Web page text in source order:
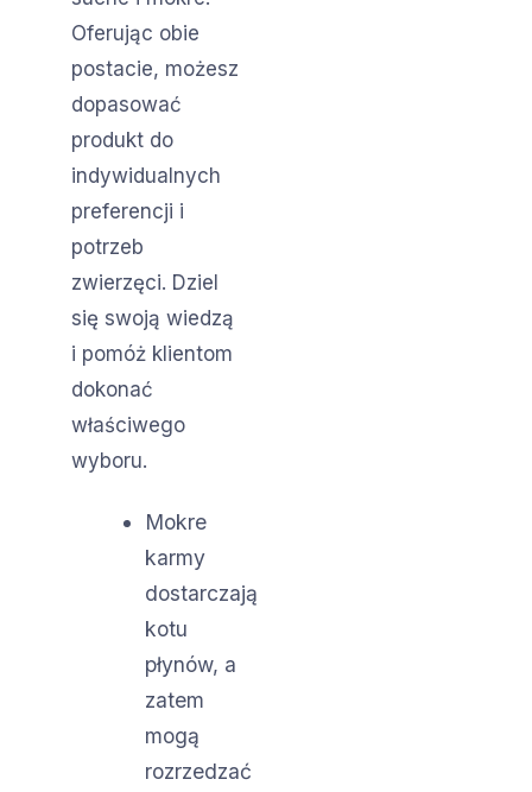
Oferując obie
postacie, możesz
dopasować
produkt do
indywidualnych
preferencji i
potrzeb
zwierzęci. Dziel
się swoją wiedzą
i pomóż klientom
dokonać
właściwego
wyboru.
Mokre
karmy
dostarczają
kotu
płynów, a
zatem
mogą
rozrzedzać